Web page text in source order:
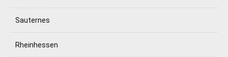
Sauternes
Rheinhessen